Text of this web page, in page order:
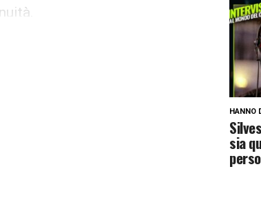
— lasciava spazio
HANNO
sia